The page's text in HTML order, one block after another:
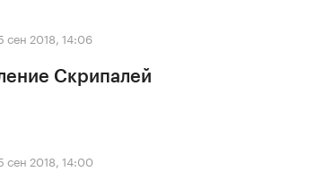
сен 2018, 14:06
Скрипалей
сен 2018, 14:00